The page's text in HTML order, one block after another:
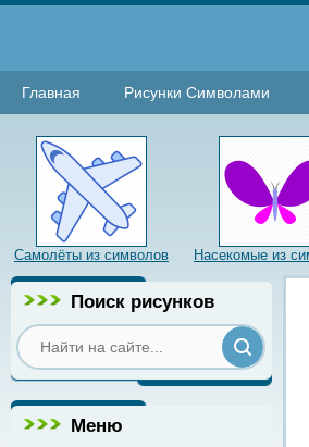
Главная Рисунки Символами
Самолёты из символов Насекомые из
Поиск рисунков
Меню